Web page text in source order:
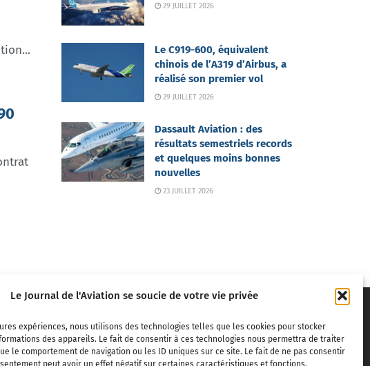
Le Journal de l'Aviation se soucie de votre vie privée
expériences, nous utilisons des technologies telles que les cookies pour stocker
des appareils. Le fait de consentir à ces technologies nous permettra de traiter
le comportement de navigation ou les ID uniques sur ce site. Le fait de ne pas consentir
peut avoir un effet négatif sur certaines caractéristiques et fonctions.
29 JUILLET 2026
Le C919-600, équivalent
chinois de l’A319 d’Airbus, a
réalisé son premier vol
29 JUILLET 2026
Dassault Aviation : des
résultats semestriels records
et quelques moins bonnes
nouvelles
23 JUILLET 2026